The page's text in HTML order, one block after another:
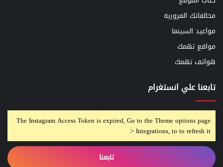
مخالفاتك المروريه
مواعيد السينما
مواقع تهمك
هواتف تهمك
تابعنا علي انستغرام
The Instagram Access Token is expired, Go to the Theme options page
> Integrations, to to refresh it.
تابعنا